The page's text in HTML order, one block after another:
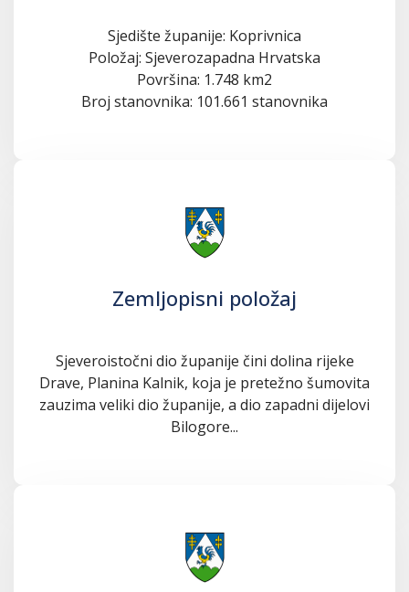
Sjedište županije: Koprivnica
Položaj: Sjeverozapadna Hrvatska
Površina: 1.748 km2
Broj stanovnika: 101.661 stanovnika
Zemljopisni položaj
Sjeveroistočni dio županije čini dolina rijeke
Drave, Planina Kalnik, koja je pretežno šumovita
zauzima veliki dio županije, a dio zapadni dijelovi
Bilogore...